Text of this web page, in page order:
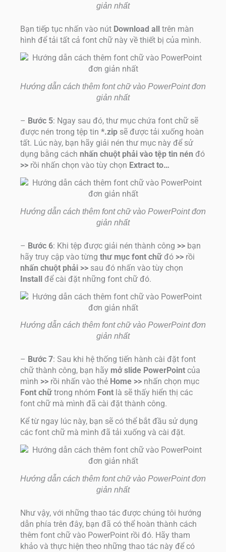
giản nhất
Bạn tiếp tục nhấn vào nút Download all trên màn
hình để tải tất cả font chữ này về thiết bị của mình.
Hướng dẫn cách thêm font chữ vào PowerPoint đơn
giản nhất
– Bước 5: Ngay sau đó, thư mục chứa font chữ sẽ
được nén trong tệp tin *.zip sẽ được tải xuống hoàn
tất. Lúc này, bạn hãy giải nén thư mục này để sử
dụng bằng cách nhấn chuột phải vào tệp tin nén đó
>> rồi nhấn chọn vào tùy chọn Extract to…
Hướng dẫn cách thêm font chữ vào PowerPoint đơn
giản nhất
– Bước 6: Khi tệp được giải nén thành công >> bạn
hãy truy cập vào từng thư mục font chữđó >> rồi
nhấn chuột phải >> sau đó nhấn vào tùy chọn
Install để cài đặt những font chữ đó.
Hướng dẫn cách thêm font chữ vào PowerPoint đơn
giản nhất
– Bước 7: Sau khi hệ thống tiến hành cài đặt font
chữ thành công, bạn hãy mở slide PowerPoint của
mình >> rồi nhấn vào thẻ Home >> nhấn chọn mục
Font chữtrong nhóm Font là sẽ thấy hiển thị các
font chữ mà mình đã cài đặt thành công.
Kể từ ngay lúc này, bạn sẽ có thể bắt đầu sử dụng
các font chữ mà mình đã tải xuống và cài đặt.
Hướng dẫn cách thêm font chữ vào PowerPoint đơn
giản nhất
Như vậy, với những thao tác được chúng tôi hướng
dẫn phía trên đây, bạn đã có thể hoàn thành cách
thêm font chữ vào PowerPoint rồi đó. Hãy tham
khảo và thực hiện theo những thao tác này để có